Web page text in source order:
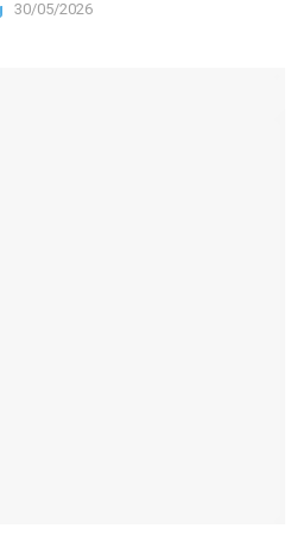
30/05/2026